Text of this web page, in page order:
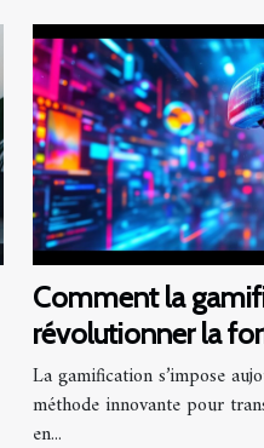
Comment la
révolutionner la
entreprise ?
La gamification s’impose
méthode innovante pour
en...